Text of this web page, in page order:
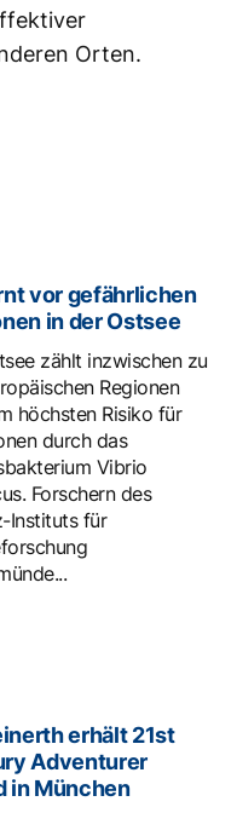
Orten.
vor gefährlichen
in der Ostsee
zählt inzwischen zu
Regionen
höchsten Risiko für
durch das
Vibrio
Forschern des
Instituts für
erhält 21st
Adventurer
in München